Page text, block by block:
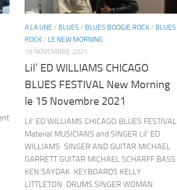
A LA UNE / BLUES / BLUES BOOGIE ROCK/ BLUES
ROCK/ LE NEW MORNING
16 NOVEMBRE 2021
Lil’ ED WILLIAMS CHICAGO
BLUES FESTIVAL New Morning
le 15 Novembre 2021
Lil’ ED WILLIAMS CHICAGO BLUES FESTIVAL
Material MUSICIANS and SINGER Lil’ ED
WILLIAMS SINGER AND GUITAR MICHAEL
GARRETT GUITAR MICHAEL SCHARFF BASS
KEN SAYDAK KEYBOARDS KELLY
LITTLETON DRUMS SINGER WOMAN